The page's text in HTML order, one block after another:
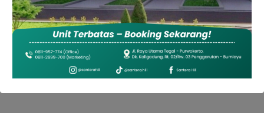
Seru untuk Liburan Sempurna
Mei 30, 2024•16 Dilihat